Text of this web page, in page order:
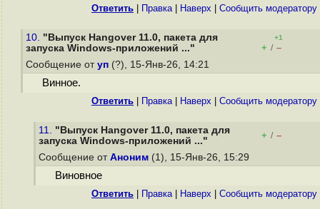
Ответить Правка| Наверх Cообщить модератору
10. "Выпуск Hangover 11.0, пакета для
запуска Windows-приложений ..."
+1
+ / –
Сообщение от уп (?), 15-Янв-26, 14:21
Винное.
Ответить Правка| Наверх Cообщить модератору
11. "Выпуск Hangover 11.0, пакета для
запуска Windows-приложений ..."
+ / –
Сообщение от Аноним (1), 15-Янв-26, 15:29
Виновное
Ответить Правка| Наверх Cообщить модератору